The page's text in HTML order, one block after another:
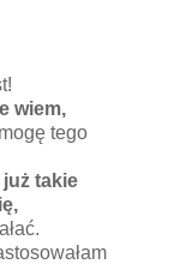
wiem,
tego
już takie